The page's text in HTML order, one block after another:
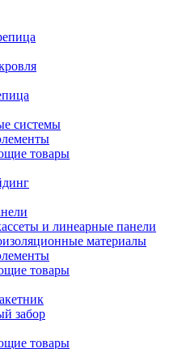
системы
товары
и линеарные панели
материалы
товары
забор
товары